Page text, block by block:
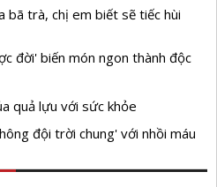
bã trà, chị em biết sẽ tiếc hùi
đời' biến món ngon thành độc
quả lựu với sức khỏe
đội trời chung' với nhồi máu